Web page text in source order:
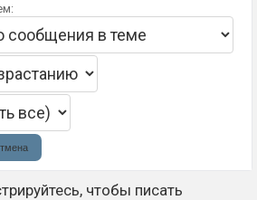
чтобы писать